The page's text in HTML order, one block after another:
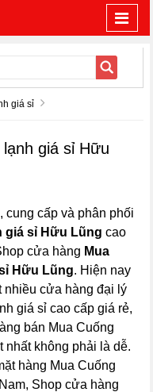
giá sỉ
giá sỉ Hữu
cung cấp và phân phối
giá sỉ Hữu Lũng cao
cửa hàng Mua
Hữu Lũng. Hiện nay
nhiều cửa hàng đại lý
giá sỉ cao cấp giá rẻ,
bán Mua Cuống
nhất không phải là dễ.
hàng Mua Cuống
Shop cửa hàng